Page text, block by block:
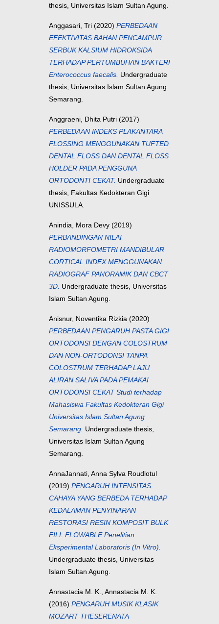
thesis, Universitas Islam Sultan Agung.
Anggasari, Tri (2020) PERBEDAAN
EFEKTIVITAS BAHAN PENCAMPUR
SERBUK KALSIUM HIDROKSIDA
TERHADAP PERTUMBUHAN BAKTERI
Enterococcus faecalis. Undergraduate
thesis, Universitas Islam Sultan Agung
Semarang.
Anggraeni, Dhita Putri (2017)
PERBEDAAN INDEKS PLAKANTARA
FLOSSING MENGGUNAKAN TUFTED
DENTAL FLOSS DAN DENTAL FLOSS
HOLDER PADA PENGGUNA
ORTODONTI CEKAT. Undergraduate
thesis, Fakultas Kedokteran Gigi
UNISSULA.
Anindia, Mora Devy (2019)
PERBANDINGAN NILAI
RADIOMORFOMETRI MANDIBULAR
CORTICAL INDEX MENGGUNAKAN
RADIOGRAF PANORAMIK DAN CBCT
3D. Undergraduate thesis, Universitas
Islam Sultan Agung.
Anisnur, Noventika Rizkia (2020)
PERBEDAAN PENGARUH PASTA GIGI
ORTODONSI DENGAN COLOSTRUM
DAN NON-ORTODONSI TANPA
COLOSTRUM TERHADAP LAJU
ALIRAN SALIVA PADA PEMAKAI
ORTODONSI CEKAT Studi terhadap
Mahasiswa Fakultas Kedokteran Gigi
Universitas Islam Sultan Agung
Semarang. Undergraduate thesis,
Universitas Islam Sultan Agung
Semarang.
AnnaJannati, Anna Sylva Roudlotul
(2019) PENGARUH INTENSITAS
CAHAYA YANG BERBEDA TERHADAP
KEDALAMAN PENYINARAN
RESTORASI RESIN KOMPOSIT BULK
FILL FLOWABLE Penelitian
Eksperimental Laboratoris (In Vitro).
Undergraduate thesis, Universitas
Islam Sultan Agung.
Annastacia M. K., Annastacia M. K.
(2016) PENGARUH MUSIK KLASIK
MOZART THESERENATA